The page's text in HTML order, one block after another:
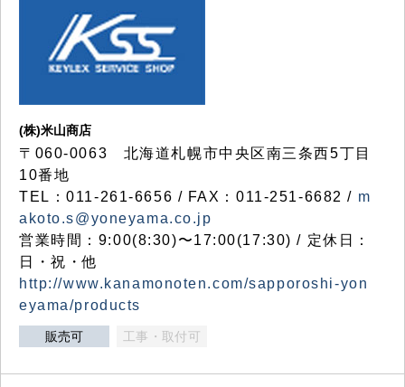
(株)米山商店
〒060-0063 北海道札幌市中央区南三条西5丁目
10番地
TEL：011-261-6656 / FAX：011-251-6682 / m
akoto.s@yoneyama.co.jp
営業時間：9:00(8:30)〜17:00(17:30) / 定休日：
日・祝・他
http://www.kanamonoten.com/sapporoshi-yon
eyama/products
販売可 工事・取付可